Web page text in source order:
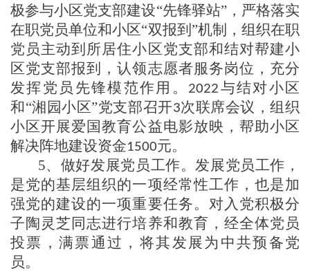
极参与小区党支部建设“先锋驿站”，严格落实
在职党员单位和小区“双报到”机制，组织在职
党员主动到所居住小区党支部和结对帮建小
区党支部报到，认领志愿者服务岗位， 充分
发挥党员先锋模范作用。
2022与结对小区
和“湘园小区”党支部召开3次联席会议，组织
小区开展爱国教育公益电影放映，帮助小区
解决阵地建设资金1500元。
5、 做好发展党员工作。发展党员工作，
是党的基层组织的一项经常性工作，也是加
强党的建设的一项重要任务。 对 入党积极分
子陶灵芝同志进行培养和教育，经全体党员
投票，满票通过，将其发展为中共预备党
员。